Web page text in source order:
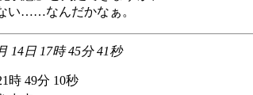
い……なんだかなぁ。
14日 17時 45分 41秒
時 49分 10秒